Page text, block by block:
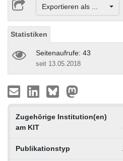
Exportieren als ...
Statistiken
Seitenaufrufe: 43
seit 13.05.2018
Zugehörige Institution(en)
am KIT
Publikationstyp